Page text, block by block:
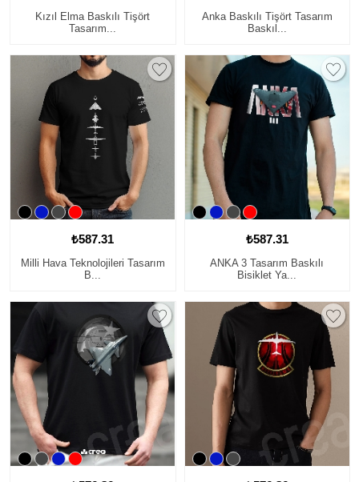
Kızıl Elma Baskılı Tişört
Tasarım...
Anka Baskılı Tişört Tasarım
Baskıl...
₺587.31
Milli Hava Teknolojileri Tasarım
B...
₺587.31
ANKA 3 Tasarım Baskılı
Bisiklet Ya...